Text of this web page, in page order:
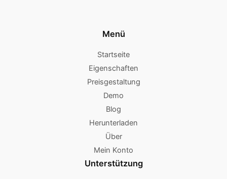
Menü
Startseite
Eigenschaften
Preisgestaltung
Demo
Blog
Herunterladen
Über
Mein Konto
Unterstützung